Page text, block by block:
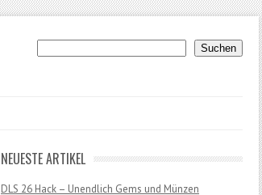
Suchen Suchen
NEUESTE ARTIKEL
DLS 26 Hack – Unendlich Gems und Münzen